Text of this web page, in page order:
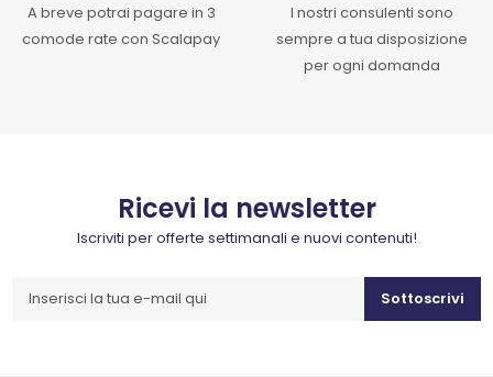
A breve potrai pagare in 3
comode rate con Scalapay
I nostri consulenti sono
sempre a tua disposizione
per ogni domanda
Ricevi la newsletter
Iscriviti per offerte settimanali e nuovi contenuti!
Sottoscrivi